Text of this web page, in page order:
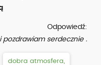
Odpowiedź:
pozdrawiam serdecznie .
dobra atmosfera,